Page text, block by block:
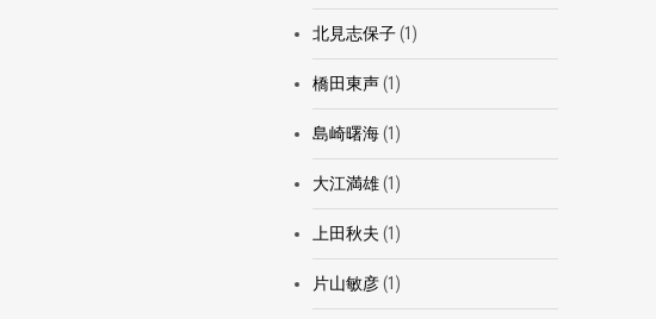
北見志保子(1)
橋田東声(1)
島崎曙海(1)
大江満雄(1)
上田秋夫 (1)
片山敏彦(1)